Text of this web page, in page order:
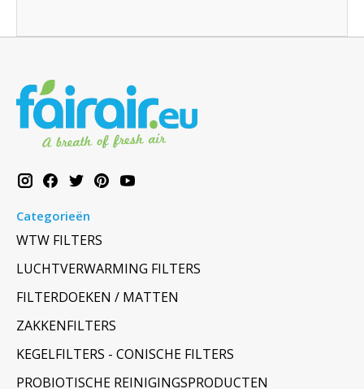
Categorieën
WTW FILTERS
LUCHTVERWARMING FILTERS
FILTERDOEKEN / MATTEN
ZAKKENFILTERS
KEGELFILTERS - CONISCHE FILTERS
PROBIOTISCHE REINIGINGSPRODUCTEN